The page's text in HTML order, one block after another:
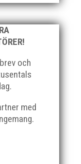
och
med
FÖRMÅGA”
|26 jul, 2026